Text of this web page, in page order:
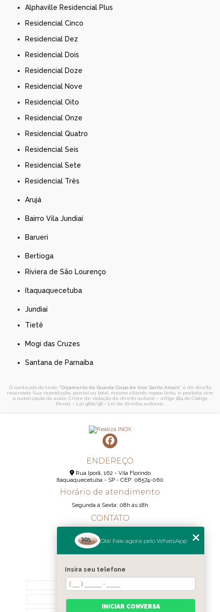
Alphaville Residencial Plus
Residencial Cinco
Residencial Dez
Residencial Dois
Residencial Doze
Residencial Nove
Residencial Oito
Residencial Onze
Residencial Quatro
Residencial Seis
Residencial Sete
Residencial Três
Arujá
Bairro Vila Jundiaí
Barueri
Bertioga
Riviera de São Lourenço
Itaquaquecetuba
Jundiaí
Tietê
Mogi das Cruzes
Santana de Parnaíba
O conteúdo do texto "Orçamento de Guarda Corpo de Inox Santo Amaro" é de direito
reservado. Sua reprodução, parcial ou total, mesmo citando nossos links, é proibida sem
a autorização do autor. Crime de violação de direito autoral – artigo 184 do Código
Penal – Lei 9610/98 - Lei de direitos autorais
ENDEREÇO
Rua Iporã, 162 - Vila Florindo
Itaquaquecetuba - SP - CEP: 08574-060
Horário de atendimento
Segunda á Sexta: 08h ás 18h
CONTATO
(11) 98189-1344
MENU
HOME
QUEM SOMOS
Olá! Fale agora pelo WhatsApp
Insira seu telefone
INICIAR CONVERSA